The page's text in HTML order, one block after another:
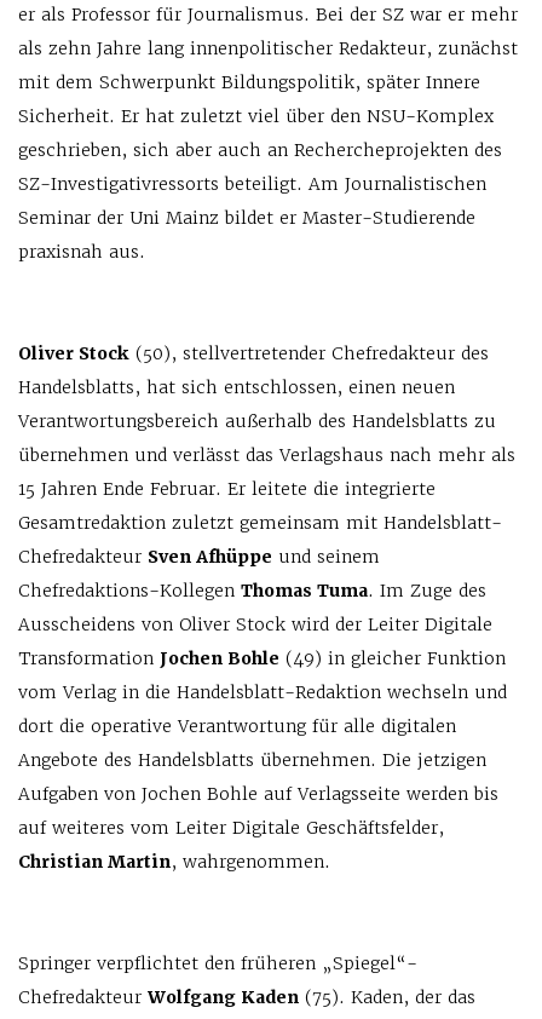
er als Professor für Journalismus. Bei der SZ war er mehr
als zehn Jahre lang innenpolitischer Redakteur, zunächst
mit dem Schwerpunkt Bildungspolitik, später Innere
Sicherheit. Er hat zuletzt viel über den NSU-Komplex
geschrieben, sich aber auch an Rechercheprojekten des
SZ-Investigativressorts beteiligt. Am Journalistischen
Seminar der Uni Mainz bildet er Master-Studierende
praxisnah aus.
Oliver Stock (50), stellvertretender Chefredakteur des
Handelsblatts, hat sich entschlossen, einen neuen
Verantwortungsbereich außerhalb des Handelsblatts zu
übernehmen und verlässt das Verlagshaus nach mehr als
15 Jahren Ende Februar. Er leitete die integrierte
Gesamtredaktion zuletzt gemeinsam mit Handelsblatt-
Chefredakteur Sven Afhüppe und seinem
Chefredaktions-Kollegen Thomas Tuma. Im Zuge des
Ausscheidens von Oliver Stock wird der Leiter Digitale
Transformation Jochen Bohle (49) in gleicher Funktion
vom Verlag in die Handelsblatt-Redaktion wechseln und
dort die operative Verantwortung für alle digitalen
Angebote des Handelsblatts übernehmen. Die jetzigen
Aufgaben von Jochen Bohle auf Verlagsseite werden bis
auf weiteres vom Leiter Digitale Geschäftsfelder,
Christian Martin, wahrgenommen.
Springer verpflichtet den früheren „Spiegel“-
Chefredakteur Wolfgang Kaden (75). Kaden, der das